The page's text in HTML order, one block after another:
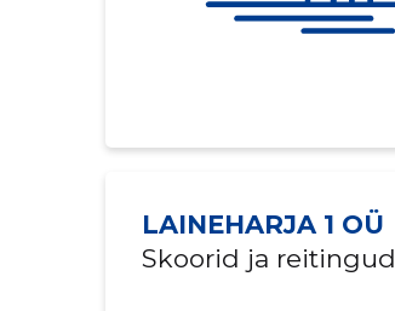
LAINEHARJA 1 OÜ
Skoorid ja reitingud